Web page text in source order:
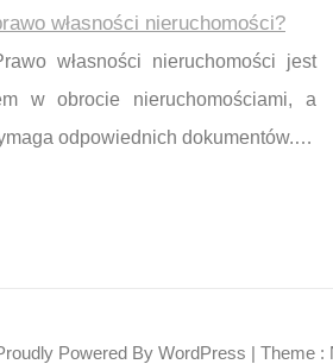
własności nieruchomości?
własności nieruchomości jest
w obrocie nieruchomościami, a
odpowiednich dokumentów.…
Powered By WordPress | Theme :